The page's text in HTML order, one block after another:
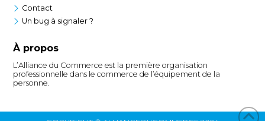
Contact
Un bug à signaler ?
À propos
L’Alliance du Commerce est la première organisation
professionnelle dans le commerce de l’équipement de la
personne.